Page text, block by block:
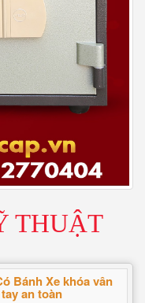
THUẬT
Bánh Xe khóa vân
tay an toàn